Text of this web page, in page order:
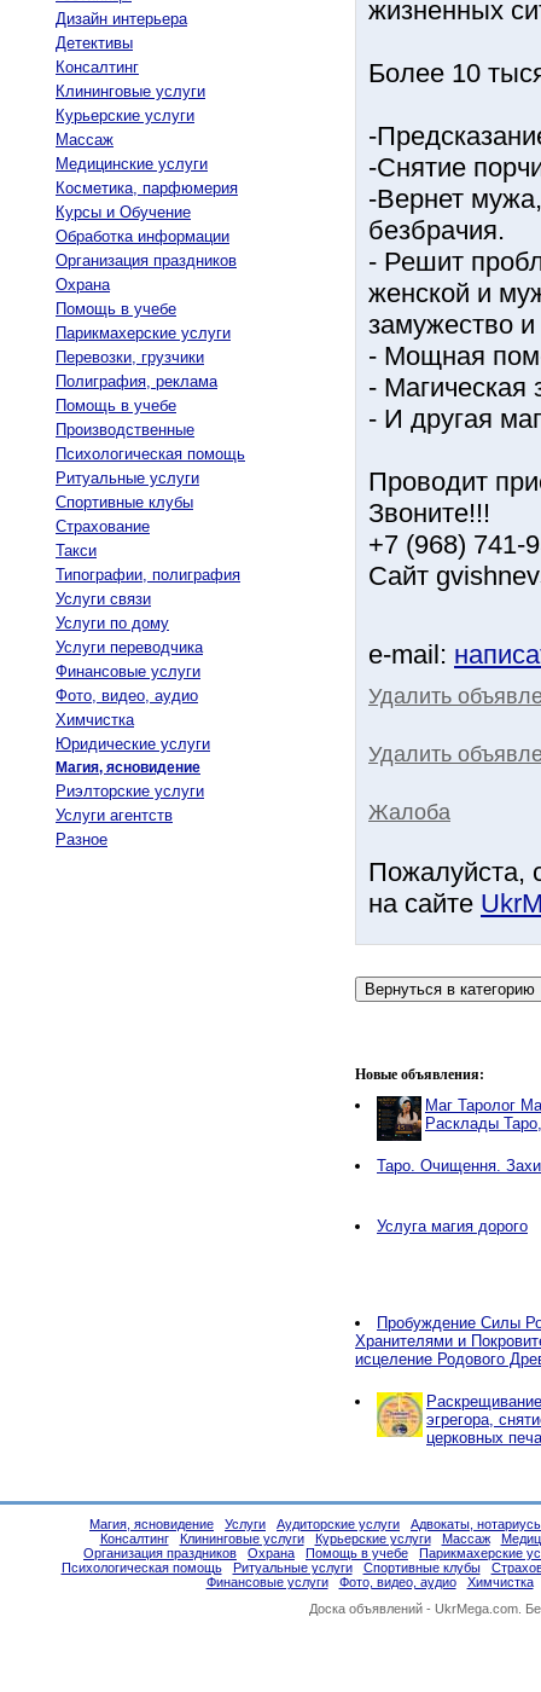
Дизайн интерьера
Детективы
Консалтинг
Клининговые услуги
Курьерские услуги
Массаж
Медицинские услуги
Косметика, парфюмерия
Курсы и Обучение
Обработка информации
Организация праздников
Охрана
Помощь в учебе
Парикмахерские услуги
Перевозки, грузчики
Полиграфия, реклама
Помощь в учебе
Производственные
Психологическая помощь
Ритуальные услуги
Спортивные клубы
Страхование
Такси
Типографии, полиграфия
Услуги связи
Услуги по дому
Услуги переводчика
Финансовые услуги
Фото, видео, аудио
Химчистка
Юридические услуги
Магия, ясновидение
Риэлторские услуги
Услуги агентств
Разное
жизненных
Более 10
-
-Снятие
-Вернет
безбрачия.
- Решит
женской и
замужество и
- Мощная
- Магическая
- И другая
Проводит
Звоните!!!
+7 (968) 741-
Сайт
e-mail:
Удалить
Удалить
Жалоба
Пожалуйста,
на сайте
Новые объявления:
Маг Таролог
Расклады
Таро. Очищення.
Услуга магия дорого
Пробуждение Силы
Хранителями и
исцеление Родового
эгрегора,
церковных
Магия, ясновидение Услуги Аудиторские услуги
Адвокаты,
Консалтинг
Клининговые услуги Курьерские услуги Массаж
Организация праздников
Охрана Помощь в учебе
Парикмахерские
Психологическая помощь
Ритуальные услуги Спортивные клубы
Финансовые услуги
Фото, видео, аудио
Химчистка
Доска объявлений - UkrMega.com.